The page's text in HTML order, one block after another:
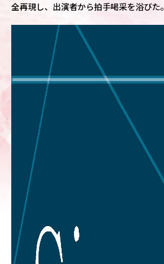
全再現し、出演者から拍手喝采を浴びた。